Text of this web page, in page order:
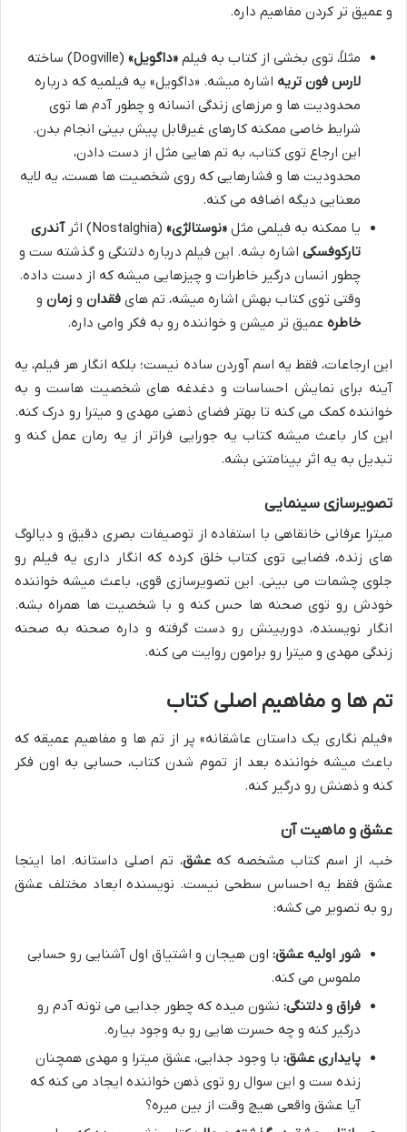
و عمیق تر کردن مفاهیم داره.
مثلاً، توی بخشی از کتاب به فیلم «داگویل» (Dogville) ساخته
لارس فون تریه اشاره میشه. «داگویل» یه فیلمیه که درباره
محدودیت ها و مرزهای زندگی انسانه و چطور آدم ها توی
شرایط خاصی ممکنه کارهای غیرقابل پیش بینی انجام بدن.
این ارجاع توی کتاب، به تم هایی مثل از دست دادن،
محدودیت ها و فشارهایی که روی شخصیت ها هست، یه لایه
معنایی دیگه اضافه می کنه.
یا ممکنه به فیلمی مثل «نوستالژی» (Nostalghia) اثر
آندری
تارکوفسکی اشاره بشه. این فیلم درباره دلتنگی و گذشته ست و
چطور انسان درگیر خاطرات و چیزهایی میشه که از دست داده.
وقتی توی کتاب بهش اشاره میشه، تم های فقدان و زمان و
خاطره عمیق تر میشن و خواننده رو به فکر وامی داره.
این ارجاعات، فقط یه اسم آوردن ساده نیست؛ بلکه انگار هر فیلم، یه
آینه برای نمایش احساسات و دغدغه های شخصیت هاست و به
خواننده کمک می کنه تا بهتر فضای ذهنی مهدی و میترا رو درک کنه.
این کار باعث میشه کتاب یه جورایی فراتر از یه رمان عمل کنه و
تبدیل به یه اثر بینامتنی بشه.
تصویرسازی سینمایی
میترا عرفانی خانقاهی با استفاده از توصیفات بصری دقیق و دیالوگ
های زنده، فضایی توی کتاب خلق کرده که انگار داری یه فیلم رو
جلوی چشمات می بینی. این تصویرسازی قوی، باعث میشه خواننده
خودش رو توی صحنه ها حس کنه و با شخصیت ها همراه بشه.
انگار نویسنده، دوربینش رو دست گرفته و داره صحنه به صحنه
زندگی مهدی و میترا رو برامون روایت می کنه.
تم ها و مفاهیم اصلی کتاب
«فیلم نگاری یک داستان عاشقانه» پر از تم ها و مفاهیم عمیقه که
باعث میشه خواننده بعد از تموم شدن کتاب، حسابی به اون فکر
کنه و ذهنش رو درگیر کنه.
عشق و ماهیت آن
خب، از اسم کتاب مشخصه کهعشق، تم اصلی داستانه. اما اینجا
عشق فقط یه احساس سطحی نیست. نویسنده ابعاد مختلف عشق
رو به تصویر می کشه:
شور اولیه عشق: اون هیجان و اشتیاق اول آشنایی رو حسابی
ملموس می کنه.
فراق و دلتنگی: نشون میده که چطور جدایی می تونه آدم رو
درگیر کنه و چه حسرت هایی رو به وجود بیاره.
پایداری عشق: با وجود جدایی، عشق میترا و مهدی همچنان
زنده ست و این سوال رو توی ذهن خواننده ایجاد می کنه که
آیا عشق واقعی هیچ وقت از بین میره؟